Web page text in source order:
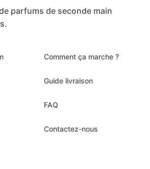
parfums de seconde main
Comment ça marche ?
Guide livraison
FAQ
Contactez-nous